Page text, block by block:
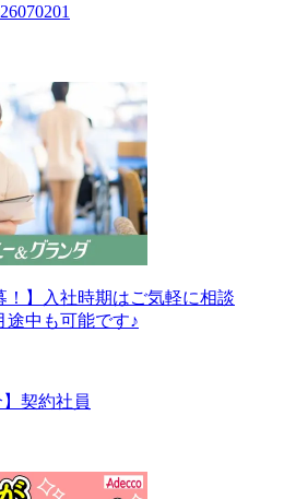
！】入社時期はご気軽に相談
途中も可能です♪
契約社員